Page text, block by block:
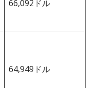
66,092ドル
64,949ドル